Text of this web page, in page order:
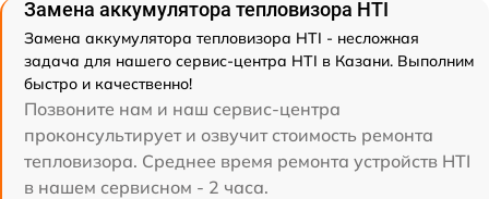
Замена аккумулятора тепловизора HTI
Замена аккумулятора тепловизора HTI - несложная
задача для нашего сервис-центра HTI в Казани. Выполним
быстро и качественно!
Позвоните нам и наш сервис-центра
проконсультирует и озвучит стоимость ремонта
тепловизора. Среднее время ремонта устройств HTI
в нашем сервисном - 2 часа.